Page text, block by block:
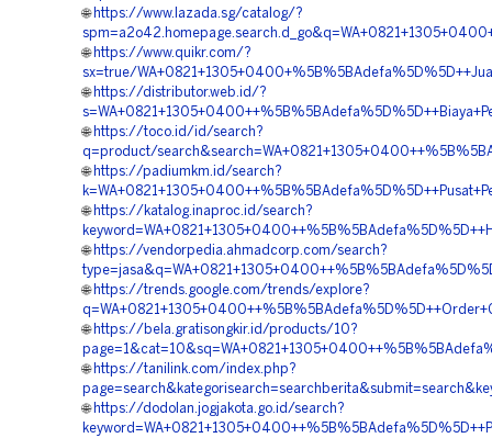
🌐 https://www.lazada.sg/catalog/?
🌐 https://www.quikr.com/?
sx=true/
🌐 https://distributor.web.id/?
🌐 https://toco.id/id/search?
q=product/
🌐 https://padiumkm.id/search?
🌐 https://katalog.inaproc.id/search?
🌐 https://vendorpedia.ahmadcorp.com/search?
🌐 https://trends.google.com/trends/explore?
🌐 https://bela.gratisongkir.id/products/10?
🌐 https://tanilink.com/index.php?
🌐 https://dodolan.jogjakota.go.id/search?